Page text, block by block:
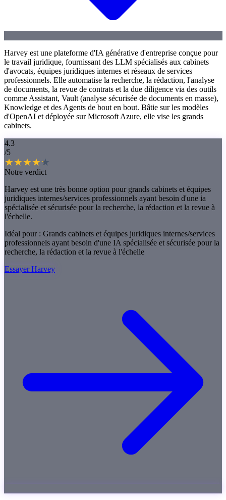
Harvey est une plateforme d'IA générative d'entreprise conçue pour
le travail juridique, fournissant des LLM spécialisés aux cabinets
d'avocats, équipes juridiques internes et réseaux de services
professionnels. Elle automatise la recherche, la rédaction, l'analyse
de documents, la revue de contrats et la due diligence via des outils
comme Assistant, Vault (analyse sécurisée de documents en masse),
Knowledge et des Agents de bout en bout. Bâtie sur les modèles
d'OpenAI et déployée sur Microsoft Azure, elle vise les grands
cabinets.
4.3
/5
Notre verdict
Harvey est une très bonne option pour grands cabinets et équipes
juridiques internes/services professionnels ayant besoin d'une ia
spécialisée et sécurisée pour la recherche, la rédaction et la revue à
l'échelle.
Idéal pour : Grands cabinets et équipes juridiques internes/services
professionnels ayant besoin d'une IA spécialisée et sécurisée pour la
recherche, la rédaction et la revue à l'échelle
Essayer Harvey